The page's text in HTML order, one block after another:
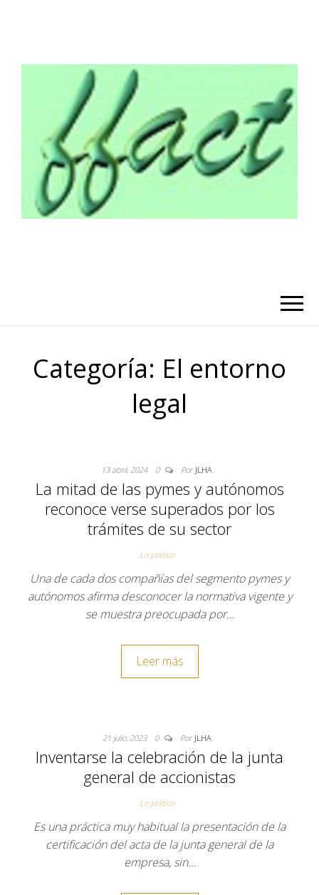
Categoría: El entorno
legal
13 abril, 2024 0 Por JLHA
La mitad de las pymes y autónomos
reconoce verse superados por los
trámites de su sector
Lo jurídico
Una de cada dos compañías del segmento pymes y
autónomos afirma desconocer la normativa vigente y
se muestra preocupada por…
Leer más
21 julio, 2023 0 Por JLHA
Inventarse la celebración de la junta
general de accionistas
Lo jurídico
Es una práctica muy habitual la presentación de la
certificación del acta de la junta general de la
empresa, sin…